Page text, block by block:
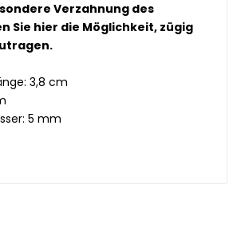
Verzahnung des
Sie hier die Möglichkeit, zügig
3,8 cm
5 mm